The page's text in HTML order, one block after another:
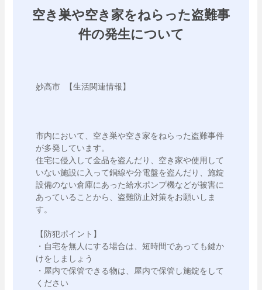
空き巣や空き家をねらった盗難事
件の発生について
妙高市 【生活関連情報】
市内において、空き巣や空き家をねらった盗難事件
が多発しています。
住宅に侵入して金品を盗んだり、空き家や使用して
いない施設に入って銅線や分電盤を盗んだり、施錠
設備のない倉庫にあった給水ポンプ機などが被害に
あっていることから、盗難防止対策をお願いしま
す。
【防犯ポイント】
・自宅を無人にする場合は、短時間であっても鍵か
けをしましょう
・屋内で保管できる物は、屋内で保管し施錠をして
ください